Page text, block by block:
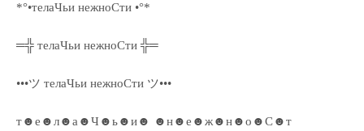
*°•телаЧьи нежноСти •°*
═╬ телаЧьи нежноСти ╬═
•••ツ телаЧьи нежноСти ツ•••
т☻е☻л☻а☻Ч☻ь☻и☻ ☻н☻е☻ж☻н☻о☻С☻т